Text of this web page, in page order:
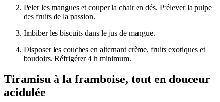
Peler les mangues et couper la chair en dés. Prélever la pulpe
des fruits de la passion.
Imbiber les biscuits dans le jus de mangue.
Disposer les couches en alternant crème, fruits exotiques et
boudoirs. Réfrigérer 4 h minimum.
Tiramisu à la framboise, tout en douceur
acidulée